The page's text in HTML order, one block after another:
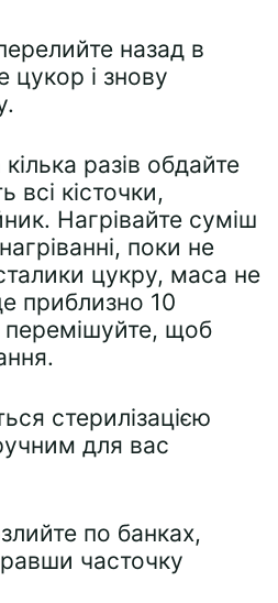
назад в
цукор і знову
разів обдайте
всі кісточки,
Нагрівайте суміш
поки не
цукру, маса не
приблизно 10
перемішуйте, щоб
стерилізацією
для вас
по банках,
часточку